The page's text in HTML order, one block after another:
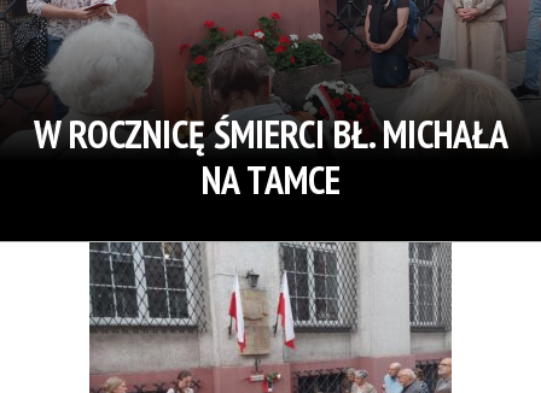
W ROCZNICĘ ŚMIERCI BŁ. MICHAŁA
NA TAMCE